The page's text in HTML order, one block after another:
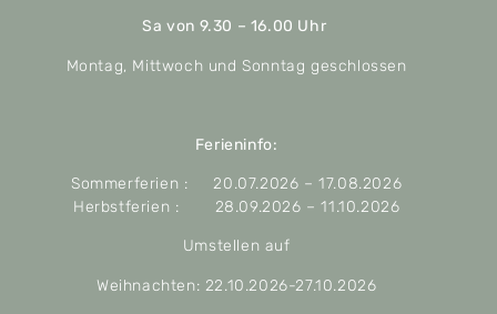
Sa von 9.30 – 16.00 Uhr
Montag, Mittwoch und Sonntag geschlossen
Ferieninfo:
Sommerferien : 20.07.2026 – 17.08.2026
Herbstferien : 28.09.2026 – 11.10.2026
Umstellen auf
Weihnachten: 22.10.2026-27.10.2026